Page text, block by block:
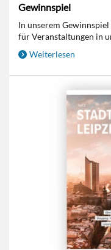
Gewinnspiel
In unserem
für Veranstaltungen in
Weiterlesen